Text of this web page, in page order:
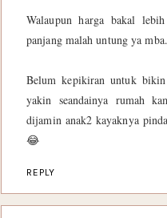
Walaupun harga bakal
panjang malah untung ya
Belum kepikiran untuk
yakin seandainya rumah
dijamin anak2 kayaknya
😂
REPLY